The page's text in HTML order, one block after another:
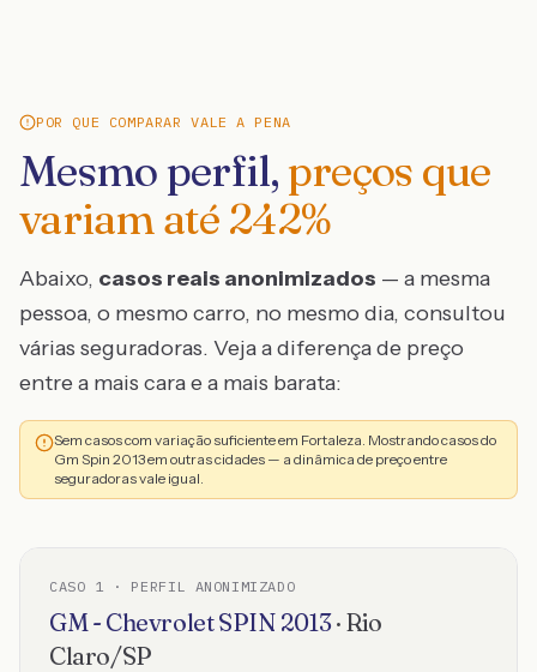
POR QUE COMPARAR VALE A PENA
Mesmo perfil, preços que
variam até 242%
Abaixo, casos reais anonimizados — a mesma
pessoa, o mesmo carro, no mesmo dia, consultou
várias seguradoras. Veja a diferença de preço
entre a mais cara e a mais barata:
Sem casos com variação suficiente em Fortaleza. Mostrando casos do
Gm Spin 2013 em outras cidades — a dinâmica de preço entre
seguradoras vale igual.
CASO 1 · PERFIL ANONIMIZADO
GM - ChevroletSPIN 2013· Rio
Claro/SP